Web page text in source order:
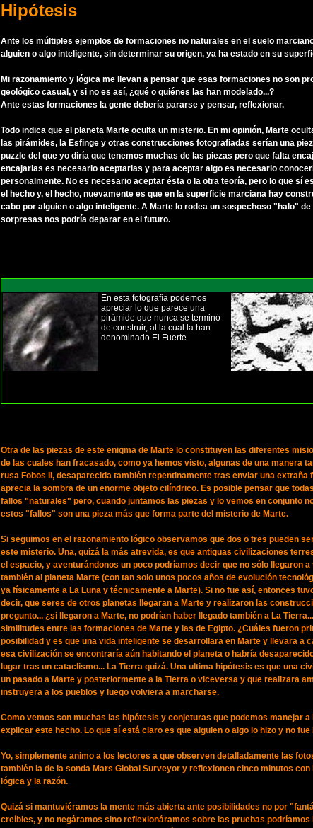
Hipótesis
Ante los múltiples ejemplos de formaciones no naturales en el suelo
alguien o algo inteligente, sin determinar su origen, ya ha estado en su
Mi razonamiento y lógica me llevan a pensar que esas formaciones no son
geológico casual, y si no es así, ¿qué o quiénes las han modelado...?
Ante estas formaciones la gente debería pararse y pensar, reflexionar.
Todo indica que el planeta Marte oculta un misterio. En mi opinión, Marte
las pirámides, la Esfinge y otras construcciones fotografiadas serían una
puzzle del que yo diría que tenemos muchas de las piezas pero que falta
encajarlas es necesario aceptarlas y para aceptar algo es necesario
personalmente. No es necesario aceptar ésta o la otra teoría, pero lo que sí
el hecho y, el hecho, nuevamente es que en la superficie marciana hay
cabo por alguien o algo inteligente. A Marte lo rodea un sospechoso "halo"
sorpresas nos podría deparar en el futuro.
En esta fotografía podemos
apreciar lo que parece una
pirámide que nunca se terminó
de construir, al la cual la han
denominado El Fuerte.
Otra de las piezas de este enigma de Marte lo constituyen las diferentes
de las cuales han fracasado, como ya hemos visto, algunas de una manera
rusa Fobos II, desaparecida también repentinamente tras enviar una extraña
aprecia la sombra de un enorme objeto cilíndrico. Es posible pensar que
fallos "naturales" pero, cuando juntamos las piezas y lo vemos en conjunto
estos "fallos" son una pieza más que forma parte del misterio de Marte.
Si seguimos en el razonamiento lógico observamos que dos o tres pueden
este misterio. Una, quizá la más atrevida, es que antiguas civilizaciones
el espacio, y aventurándonos un poco podríamos decir que no sólo llegaron
también al planeta Marte (con tan solo unos pocos años de evolución
ya físicamente a La Luna y técnicamente a Marte). Si no fue así, entonces
decir, que seres de otros planetas llegaran a Marte y realizaron las
pregunto... ¿si llegaron a Marte, no podrían haber llegado también a La
similitudes entre las formaciones de Marte y las de Egipto. ¿Cuáles fueron
posibilidad y es que una vida inteligente se desarrollara en Marte y llevara a
esa civilización se encontraría aún habitando el planeta o habría
lugar tras un cataclismo... La Tierra quizá. Una ultima hipótesis es que una
un pasado a Marte y posteriormente a la Tierra o viceversa y que realizara
instruyera a los pueblos y luego volviera a marcharse.
Como vemos son muchas las hipótesis y conjeturas que podemos manejar a
explicar este hecho. Lo que sí está claro es que alguien o algo lo hizo y no
Yo, simplemente animo a los lectores a que observen detalladamente las
también la de la sonda Mars Global Surveyor y reflexionen cinco minutos con
lógica y la razón.
Quizá si mantuviéramos la mente más abierta ante posibilidades no por
creíbles, y no negáramos sino reflexionáramos sobre las pruebas podríamos